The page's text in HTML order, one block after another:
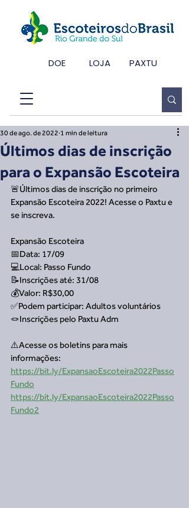
DOE LOJA PAXTU
Últimos dias de inscrição
para o Expansão Escoteira
30 de ago. de 2022 1 min de leitura
🚨Últimos dias de inscrição no primeiro
Expansão Escoteira 2022! Acesse o Paxtu e
se inscreva.
Expansão Escoteira
📅Data: 17/09
💻Local: Passo Fundo
📝Inscrições até: 31/08
💰Valor: R$30,00
✅Podem participar: Adultos voluntários
🪢Inscrições pelo Paxtu Adm
⚠️Acesse os boletins para mais
informações:
https://bit.ly/ExpansaoEscoteira2022Passo
Fundo
https://bit.ly/ExpansaoEscoteira2022Passo
Fundo2